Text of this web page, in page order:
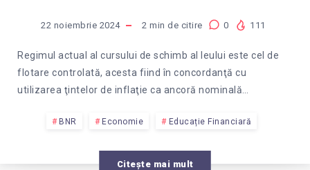
22 noiembrie 2024 2 min de citire 0 111
Regimul actual al cursului de schimb al leului este cel de
flotare controlată, acesta fiind în concordanţă cu
utilizarea ţintelor de inflaţie ca ancoră nominală…
BNR Economie Educație Financiară
Citește mai mult